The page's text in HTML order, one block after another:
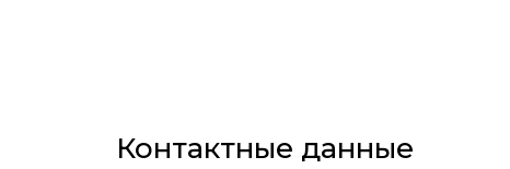
Контактные данные